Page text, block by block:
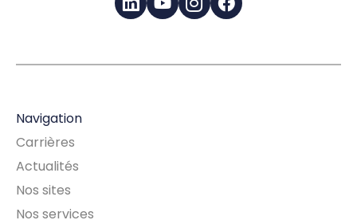
LinkedInYouTubeInstagramFacebook
Navigation
Carrières
Actualités
Nos sites
Nos services